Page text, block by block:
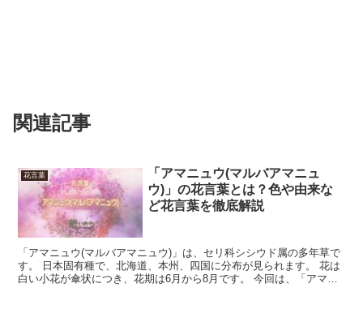
関連記事
花言葉
「アマニュウ(マルバアマニュ
ウ)」の花言葉とは？色や由来な
ど花言葉を徹底解説
「アマニュウ(マルバアマニュウ)」は、セリ科シシウド属の多年草で
す。 日本固有種で、北海道、本州、四国に分布が見られます。 花は
白い小花が傘状につき、花期は6月から8月です。 今回は、「アマニ